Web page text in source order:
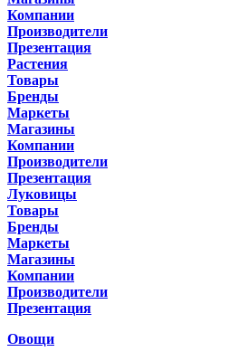
Компании
Производители
Презентация
Растения
Товары
Бренды
Маркеты
Магазины
Компании
Производители
Презентация
Луковицы
Товары
Бренды
Маркеты
Магазины
Компании
Производители
Презентация
Овощи